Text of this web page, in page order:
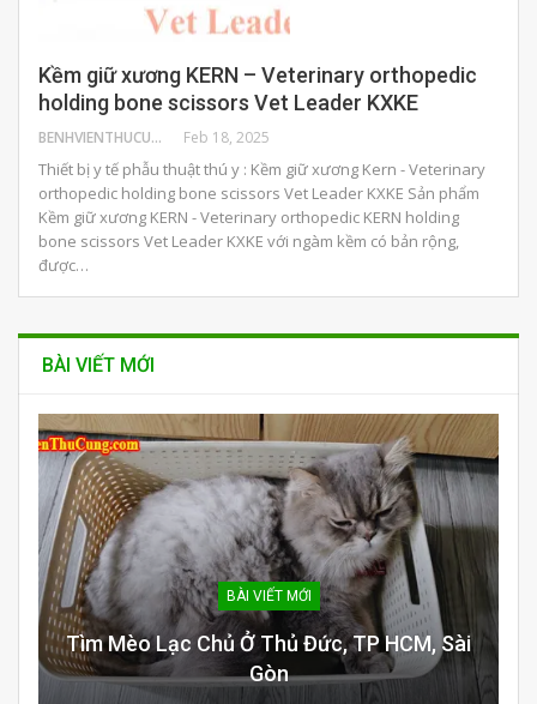
Kềm giữ xương KERN – Veterinary orthopedic
holding bone scissors Vet Leader KXKE
BENHVIENTHUCUNG Feb 18, 2025
Thiết bị y tế phẫu thuật thú y : Kềm giữ xương Kern - Veterinary
orthopedic holding bone scissors Vet Leader KXKE Sản phẩm
Kềm giữ xương KERN - Veterinary orthopedic KERN holding
bone scissors Vet Leader KXKE với ngàm kềm có bản rộng,
được…
BÀI VIẾT MỚI
BÀI VIẾT MỚI
Tìm Mèo Lạc Chủ Ở Thủ Đức, TP HCM, Sài
Gòn